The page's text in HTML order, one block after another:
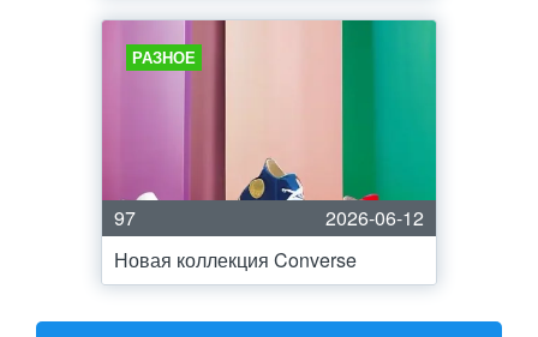
РАЗНОЕ
97
2026-06-12
Новая коллекция Converse